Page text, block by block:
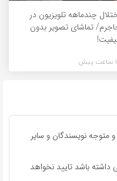
چندماهه تلویزیون در
تماشای تصویر بدون
متوجه نویسندگان و سایر
داشته باشد تایید نخواهد